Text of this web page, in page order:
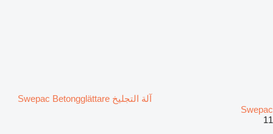
آلة التجليخ Swepac Betongglättare
Swepac
11